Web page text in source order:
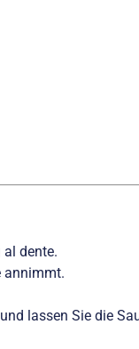
dente.
annimmt.
und lassen Sie die